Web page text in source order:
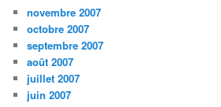
novembre 2007
octobre 2007
septembre 2007
août 2007
juillet 2007
juin 2007